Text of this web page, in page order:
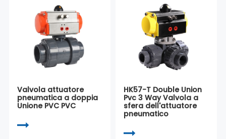
Valvola attuatore
pneumatica a doppia
Unione PVC PVC
HK57-T Double Union
Pvc 3 Way Valvola a
sfera dell'attuatore
pneumatico